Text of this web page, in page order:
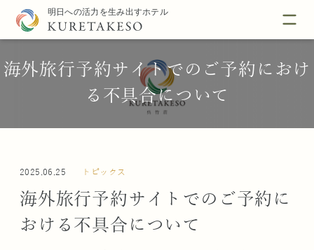
海外旅行予約サイトでのご予約におけ
る不具合について
2025.06.25 トピックス
海外旅行予約サイトでのご予約に
おける不具合について